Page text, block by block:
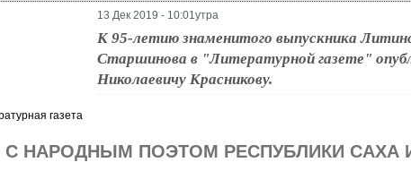
13 Дек 2019 - 10:01утра
К 95-летию знаменитого выпускника
Старшинова в "Литературной газете"
Николаевичу Красникову.
газета
С НАРОДНЫМ ПОЭТОМ РЕСПУБЛИКИ